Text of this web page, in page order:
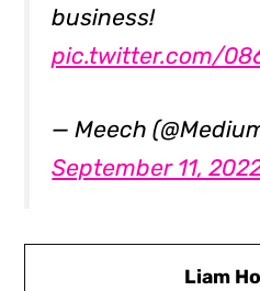
business!
pic.twitter.com/
— Meech
September 11,
Liam